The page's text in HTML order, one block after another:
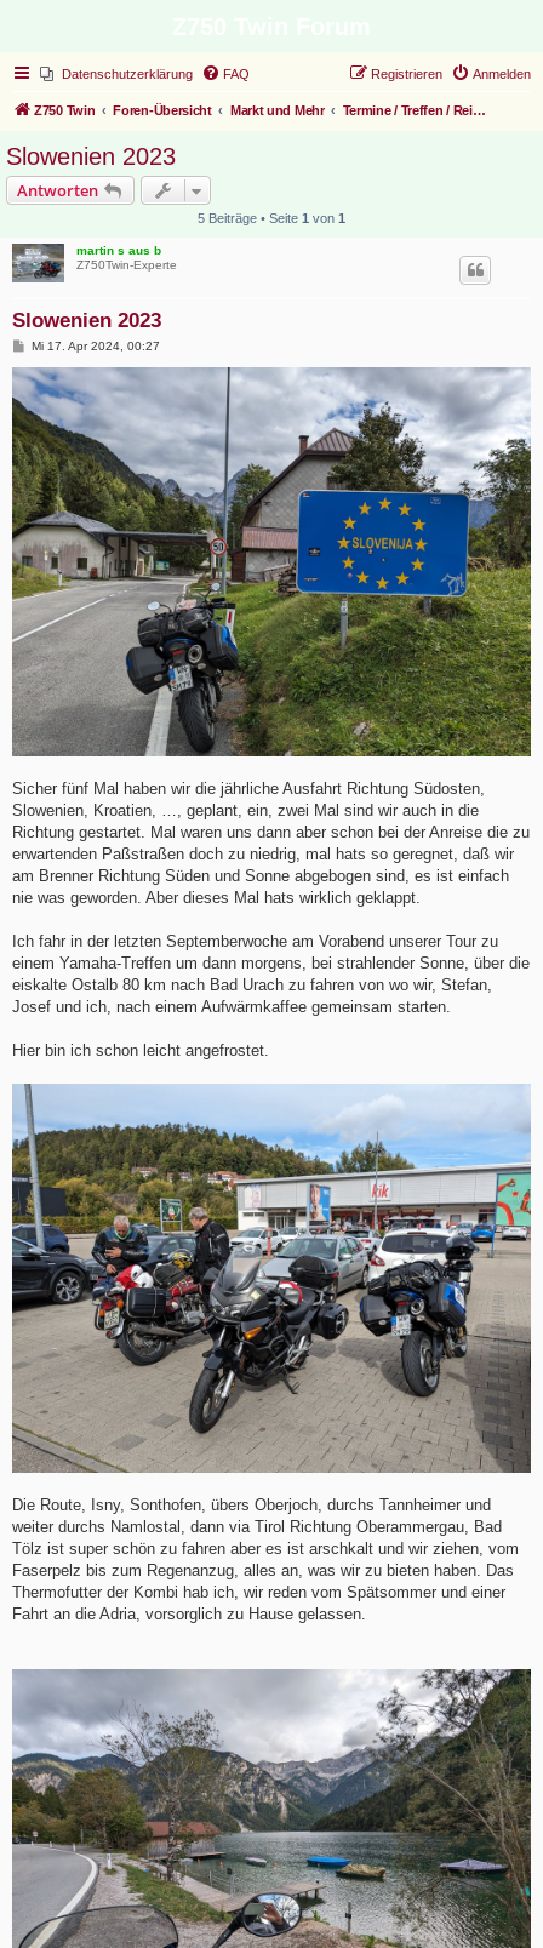
Datenschutzerklärung FAQ Anmelden
Registrieren
Z750 Twin Foren-Übersicht Markt und Mehr Termine / Treffen / Reiseberichte
Slowenien 2023
Antworten
5 Beiträge • Seite 1 von 1
martin s aus b
Z750Twin-Experte
Slowenien 2023
B
i
a
g
Mi 17. Apr 2024, 00:27
Sicher fünf Mal haben wir die jährliche Ausfahrt Richtung Südosten,
Slowenien, Kroatien, …, geplant, ein, zwei Mal sind wir auch in die
Richtung gestartet. Mal waren uns dann aber schon bei der Anreise die zu
erwartenden Paßstraßen doch zu niedrig, mal hats so geregnet, daß wir
am Brenner Richtung Süden und Sonne abgebogen sind, es ist einfach
nie was geworden. Aber dieses Mal hats wirklich geklappt.
Ich fahr in der letzten Septemberwoche am Vorabend unserer Tour zu
einem Yamaha-Treffen um dann morgens, bei strahlender Sonne, über die
eiskalte Ostalb 80 km nach Bad Urach zu fahren von wo wir, Stefan,
Josef und ich, nach einem Aufwärmkaffee gemeinsam starten.
Hier bin ich schon leicht angefrostet.
Die Route, Isny, Sonthofen, übers Oberjoch, durchs Tannheimer und
weiter durchs Namlostal, dann via Tirol Richtung Oberammergau, Bad
Tölz ist super schön zu fahren aber es ist arschkalt und wir ziehen, vom
Faserpelz bis zum Regenanzug, alles an, was wir zu bieten haben. Das
Thermofutter der Kombi hab ich, wir reden vom Spätsommer und einer
Fahrt an die Adria, vorsorglich zu Hause gelassen.